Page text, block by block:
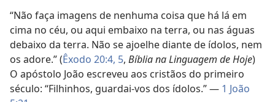
“Não faça imagens de nenhuma coisa que há lá em
cima no céu, ou aqui embaixo na terra, ou nas águas
debaixo da terra. Não se ajoelhe diante de ídolos, nem
os adore.” (Êxodo 20:4, 5, Bíblia na Linguagem de Hoje)
O apóstolo João escreveu aos cristãos do primeiro
século: “Filhinhos, guardai-vos dos ídolos.” — 1 João